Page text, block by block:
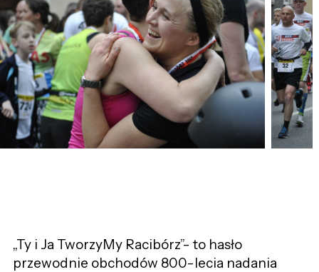
„Ty i Ja TworzyMy Racibórz”- to hasło
przewodnie obchodów 800-lecia nadania